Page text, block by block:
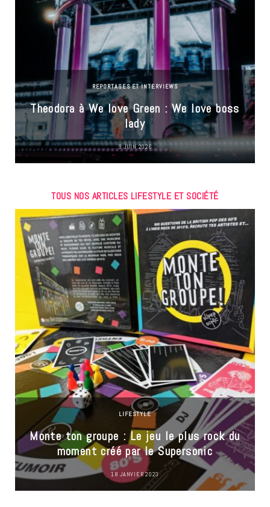
REPORTAGES ET INTERVIEWS
Theodora à We love Green : We love boss
lady
9 JUIN 2026
TOUS NOS ARTICLES LIFESTYLE ET SOCIÉTÉ
LIFESTYLE
Monte ton groupe : Le jeu le plus rock du
moment créé par le Supersonic
18 JANVIER 2023